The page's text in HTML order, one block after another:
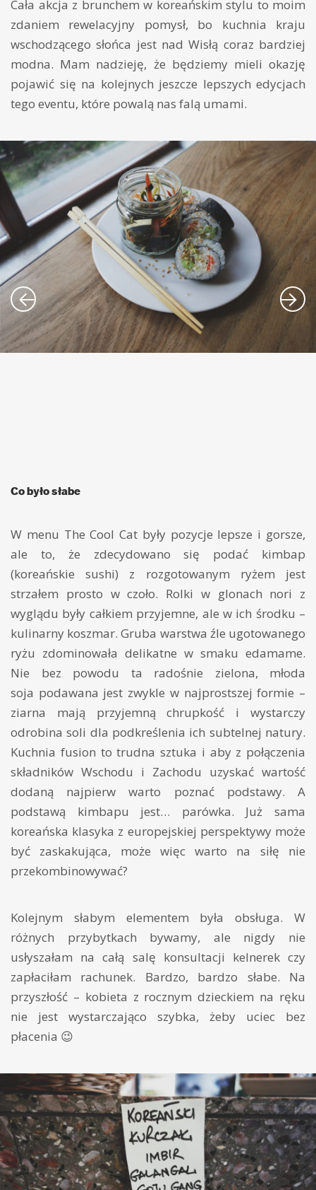
Cała akcja z brunchem w koreańskim stylu to moim
zdaniem rewelacyjny pomysł, bo kuchnia kraju
wschodzącego słońca jest nad Wisłą coraz bardziej
modna. Mam nadzieję, że będziemy mieli okazję
pojawić się na kolejnych jeszcze lepszych edycjach
tego eventu, które powalą nas falą umami.
Co było słabe
W menu The Cool Cat były pozycje lepsze i gorsze,
ale to, że zdecydowano się podać kimbap
(koreańskie sushi) z rozgotowanym ryżem jest
strzałem prosto w czoło. Rolki w glonach nori z
wyglądu były całkiem przyjemne, ale w ich środku –
kulinarny koszmar. Gruba warstwa źle ugotowanego
ryżu zdominowała delikatne w smaku edamame.
Nie bez powodu ta radośnie zielona, młoda
soja podawana jest zwykle w najprostszej formie –
ziarna mają przyjemną chrupkość i wystarczy
odrobina soli dla podkreślenia ich subtelnej natury.
Kuchnia fusion to trudna sztuka i aby z połączenia
składników Wschodu i Zachodu uzyskać wartość
dodaną najpierw warto poznać podstawy. A
podstawą kimbapu jest… parówka. Już sama
koreańska klasyka z europejskiej perspektywy może
być zaskakująca, może więc warto na siłę nie
przekombinowywać?
Kolejnym słabym elementem była obsługa. W
różnych przybytkach bywamy, ale nigdy nie
usłyszałam na całą salę konsultacji kelnerek czy
zapłaciłam rachunek. Bardzo, bardzo słabe. Na
przyszłość – kobieta z rocznym dzieckiem na ręku
nie jest wystarczająco szybka, żeby uciec bez
płacenia 😉